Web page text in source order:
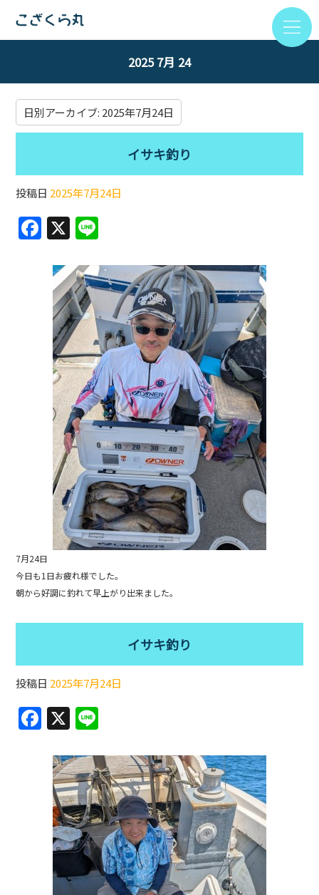
2025 7月 24
日別アーカイブ: 2025年7月24日
イサキ釣り
投稿日 2025年7月24日
F
c
e
b
o
o
k
X
e
7月24日
今日も1日お疲れ様でした。
朝から好調に釣れて早上がり出来ました。
イサキ釣り
投稿日 2025年7月24日
F
a
c
e
b
o
o
k
X
e